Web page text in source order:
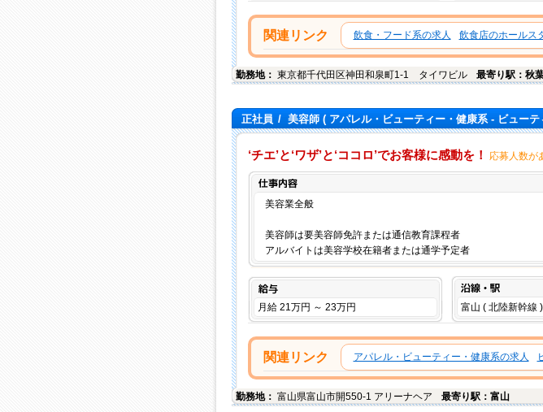
関連リンク 飲食・フード系の求人 飲食店のホールス
勤務地： 東京都千代田区神田和泉町1-1 タイワビル 最寄り駅：秋
正社員 / 美容師( アパレル・ビューティー・健康系 - ビューテ
‘チエ’と‘ワザ’と‘ココロ’でお客様に感動を！
応募人数が
美容業全般
美容師は要美容師免許または通信教育課程者
アルバイトは美容学校在籍者または通学予定者
給与
月給 21万円 ～ 23万円 富山 ( 北陸新幹線 )
関連リンク アパレル・ビューティー・健康系の求人
勤務地： 富山県富山市開550-1 アリーナヘア 最寄り駅：富山